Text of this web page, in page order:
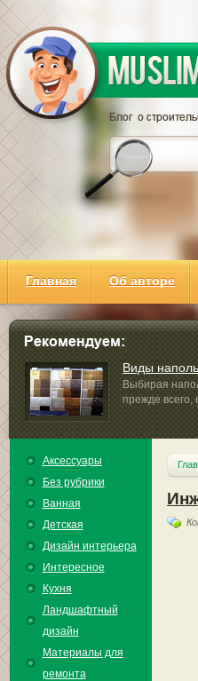
Главная Об авторе
Виды
Выбирая
прежде всего,
Аксессуары
Без рубрики
Ванная
Детская
Дизайн интерьера
Интересное
Кухня
Ландшафтный
дизайн
Материалы для
ремонта